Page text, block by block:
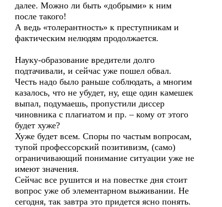
далее. Можно ли быть «добрыми» к ним
после такого!
А ведь «толерантность» к преступникам и
фактическим нелюдям продолжается.
Науку-образование вредители долго
подтачивали, и сейчас уже пошел обвал.
Честь надо было раньше соблюдать, а многим
казалось, что не убудет, ну, еще один камешек
выпал, подумаешь, пропустили диссер
чиновника с плагиатом и пр. – кому от этого
будет хуже?
Хуже будет всем. Споры по частым вопросам,
тупой профессорский позитивизм, (само)
ограничивающий понимание ситуации уже не
имеют значения.
Сейчас все рушится и на повестке дня стоит
вопрос уже об элементарном выживании. Не
сегодня, так завтра это придется ясно понять.